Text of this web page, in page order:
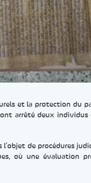
et la protection du
arrêté deux individus
de procédures
où une évaluation